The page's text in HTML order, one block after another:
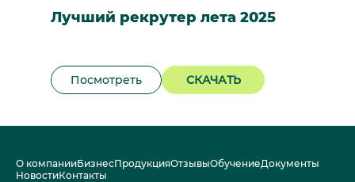
Лучший рекрутер лета 2025
Посмотреть СКАЧАТЬ
О компанииБизнесПродукцияОтзывыОбучениеДокументы
НовостиКонтакты